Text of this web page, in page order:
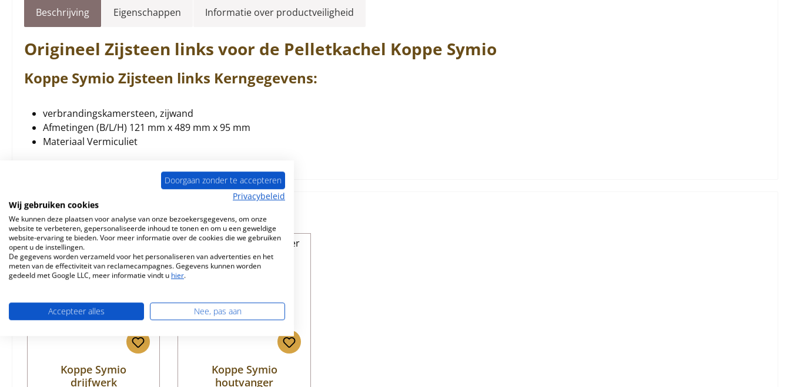
Beschrijving Eigenschappen Informatie over productveiligheid
Origineel Zijsteen links voor de Pelletkachel Koppe Symio
Koppe Symio Zijsteen links Kerngegevens:
verbrandingskamersteen, zijwand
Afmetingen (B/L/H) 121 mm x 489 mm x 95 mm
Materiaal Vermiculiet
Vergelijkbare producten
Productgalerij overslaan
Uitverkocht
Koppe Symio
drijfwerk
Nog 1 op voorraad!
Koppe Symio
houtvanger
Doorgaan zonder te accepteren
Privacybeleid
Wij gebruiken cookies
We kunnen deze plaatsen voor analyse van onze bezoekersgegevens, om onze
website te verbeteren, gepersonaliseerde inhoud te tonen en om u een geweldige
website-ervaring te bieden. Voor meer informatie over de cookies die we gebruiken
opent u de instellingen.
De gegevens worden verzameld voor het personaliseren van advertenties en het
meten van de effectiviteit van reclamecampagnes. Gegevens kunnen worden
gedeeld met Google LLC, meer informatie vindt u hier.
Accepteer alles Nee, pas aan